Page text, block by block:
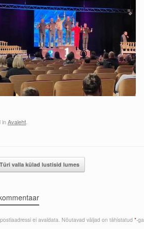
inAvaleht.
Türi valla külad lustisid lumes
ei avaldata. Nõutavad väljad on tähistatud *-ga